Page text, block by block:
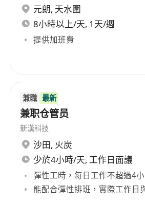
元朗, 天水圍
8小時以上/天, 1天/週
提供加班費
兼職 最新
兼职仓管员
新漢科技
沙田, 火炭
少於4小時/天, 工作日面議
彈性工時，每日工作不超過4
能配合彈性排班，實際工作日